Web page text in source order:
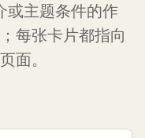
或主题条件的作
每张卡片都指向
面。